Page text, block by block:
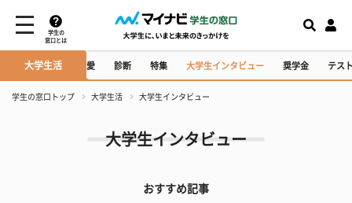
学生の
窓口とは
大学生活
け・イベント 恋愛 診断 特集 大学生インタビュー 奨学金 テス
学生の窓口トップ 大学生活 大学生インタビュー
大学生インタビュー
おすすめ記事